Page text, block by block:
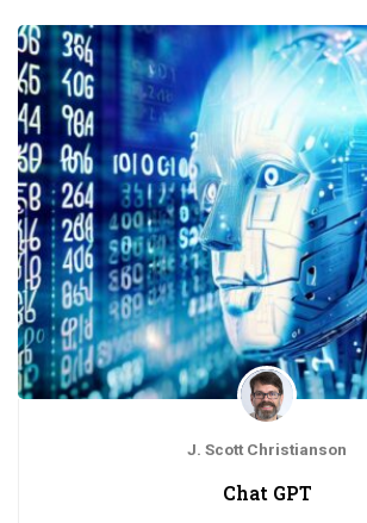
J. Scott Christianson
Chat GPT